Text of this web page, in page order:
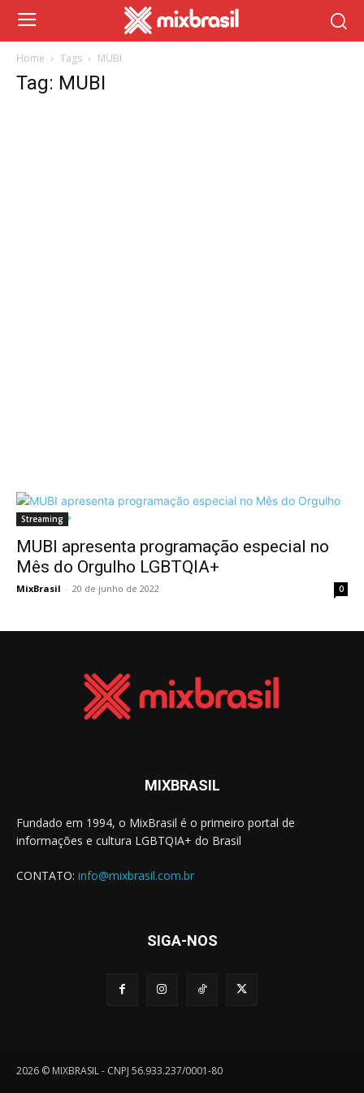
Home Tags MUBI
Tag: MUBI
Streaming
MUBI apresenta programação especial no
Mês do Orgulho LGBTQIA+
MixBrasil - 20 de junho de 2022 0
MIXBRASIL
Fundado em 1994, o MixBrasil é o primeiro portal de
informações e cultura LGBTQIA+ do Brasil
CONTATO: info@mixbrasil.com.br
SIGA-NOS
2026 © MIXBRASIL - CNPJ 56.933.237/0001-80